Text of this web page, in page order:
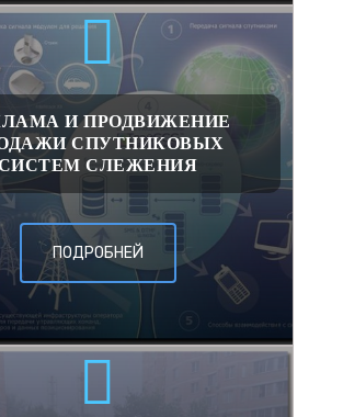
И ПРОДВИЖЕНИЕ
СПУТНИКОВЫХ
СЛЕЖЕНИЯ
ПОДРОБНЕЙ